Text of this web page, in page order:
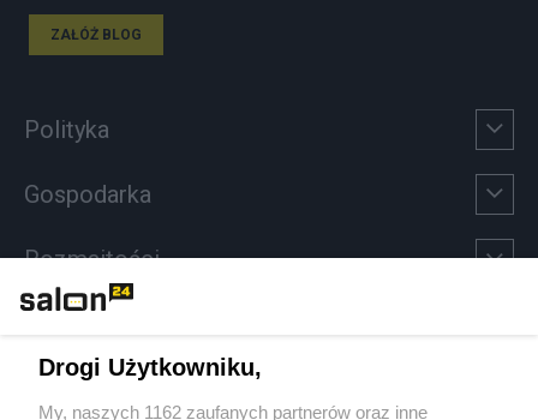
ZAŁÓŻ BLOG
Polityka
Gospodarka
Rozmaitości
Sport
Drogi Użytkowniku,
My, naszych 1162 zaufanych partnerów oraz inne